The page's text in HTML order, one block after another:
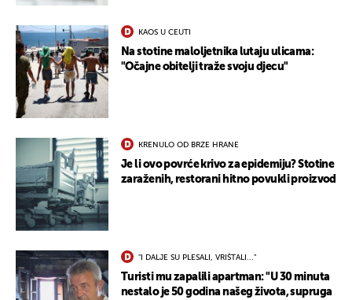
KAOS U CEUTI
Na stotine maloljetnika lutaju ulicama:
"Očajne obitelji traže svoju djecu"
KRENULO OD BRZE HRANE
Je li ovo povrće krivo za epidemiju? Stotine
zaraženih, restorani hitno povukli proizvod
"I DALJE SU PLESALI, VRIŠTALI..."
Turisti mu zapalili apartman: "U 30 minuta
nestalo je 50 godina našeg života, supruga
UKLJUČITE NOTIFIKACIJE